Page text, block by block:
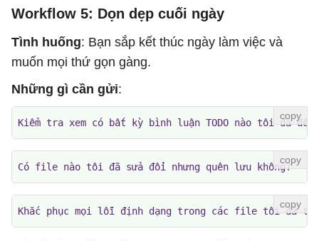
Workflow 5: Dọn dẹp cuối ngày
Tình huống: Bạn sắp kết thúc ngày làm việc và
muốn mọi thứ gọn gàng.
Những gì cần gửi:
Kiểm tra xem có bất kỳ bình luận TODO nào tôi đã
Có file nào tôi đã sửa đổi nhưng quên lưu không?
Khắc phục mọi lỗi định dạng trong các file tôi đã